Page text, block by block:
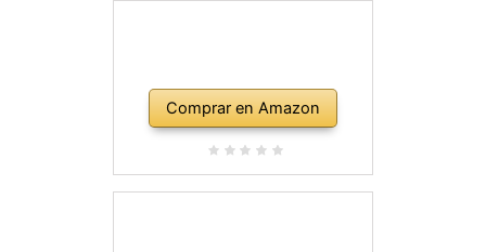
Comprar en Amazon